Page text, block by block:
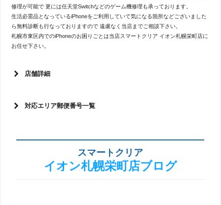
修理が可能で 更には任天堂Switchなどのゲーム機修理も承っております。
生活必需品となっているiPhoneをご利用していて気になる箇所などございました
ら無料診断も行なっておりますので 遠慮なく当店までご相談下さい。
札幌市東区内でのiPhoneのお困りごとは当店スマートクリア イオン札幌栄町店に
お任せ下さい。
店舗詳細
対応エリア郵便番号一覧
スマートクリア
イオン札幌栄町店ブログ